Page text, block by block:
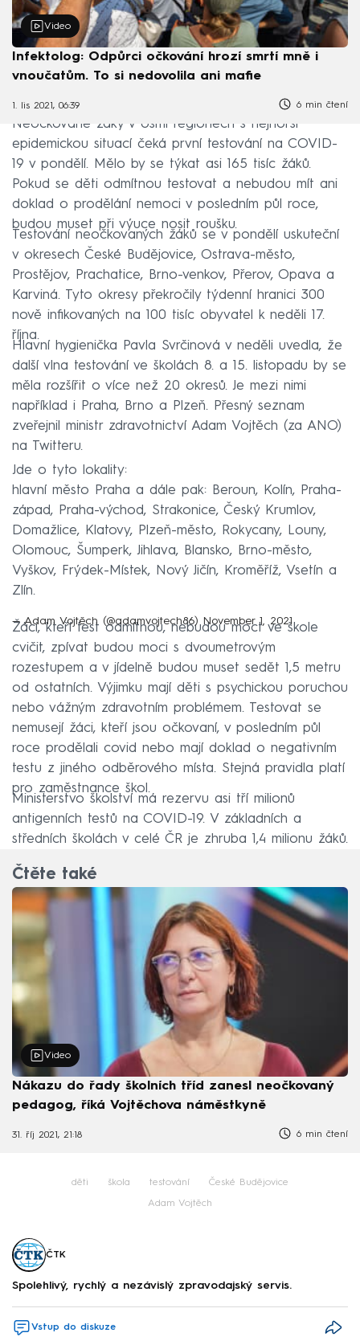
Video
Infektolog: Odpůrci očkování hrozí smrtí mně i
vnoučatům. To si nedovolila ani mafie
1. lis 2021, 06:39 6 min čtení
Neočkované žáky v osmi regionech s nejhorší
epidemickou situací čeká první testování na COVID-
19 v pondělí. Mělo by se týkat asi 165 tisíc žáků.
Pokud se děti odmítnou testovat a nebudou mít ani
doklad o prodělání nemoci v posledním půl roce,
budou muset při výuce nosit roušku.
Testování neočkovaných žáků se v pondělí uskuteční
v okresech České Budějovice, Ostrava-město,
Prostějov, Prachatice, Brno-venkov, Přerov, Opava a
Karviná. Tyto okresy překročily týdenní hranici 300
nově infikovaných na 100 tisíc obyvatel k neděli 17.
října.
Hlavní hygienička Pavla Svrčinová v neděli uvedla, že
další vlna testování ve školách 8. a 15. listopadu by se
měla rozšířit o více než 20 okresů. Je mezi nimi
například i Praha, Brno a Plzeň. Přesný seznam
zveřejnil ministr zdravotnictví Adam Vojtěch (za ANO)
na Twitteru.
Jde o tyto lokality:
hlavní město Praha a dále pak: Beroun, Kolín, Praha-
západ, Praha-východ, Strakonice, Český Krumlov,
Domažlice, Klatovy, Plzeň-město, Rokycany, Louny,
Olomouc, Šumperk, Jihlava, Blansko, Brno-město,
Vyškov, Frýdek-Místek, Nový Jičín, Kroměříž, Vsetín a
Zlín.
— Adam Vojtěch (@adamvojtech86) November 1, 2021
Žáci, kteří test odmítnou, nebudou moct ve škole
cvičit, zpívat budou moci s dvoumetrovým
rozestupem a v jídelně budou muset sedět 1,5 metru
od ostatních. Výjimku mají děti s psychickou poruchou
nebo vážným zdravotním problémem. Testovat se
nemusejí žáci, kteří jsou očkovaní, v posledním půl
roce prodělali covid nebo mají doklad o negativním
testu z jiného odběrového místa. Stejná pravidla platí
pro zaměstnance škol.
Ministerstvo školství má rezervu asi tří milionů
antigenních testů na COVID-19. V základních a
středních školách v celé ČR je zhruba 1,4 milionu žáků.
Čtěte také
Video
Nákazu do řady školních tříd zanesl neočkovaný
pedagog, říká Vojtěchova náměstkyně
31. říj 2021, 21:18 6 min čtení
děti škola testování České Budějovice
Adam Vojtěch
ČTK
Spolehlivý, rychlý a nezávislý zpravodajský servis.
Vstup do diskuze